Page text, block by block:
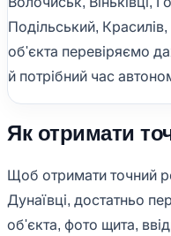
Подільський,
об'єкта перевіряємо
й потрібний час
Як отримати
Щоб отримати точний
Дунаївці, достатньо
об'єкта, фото щита,